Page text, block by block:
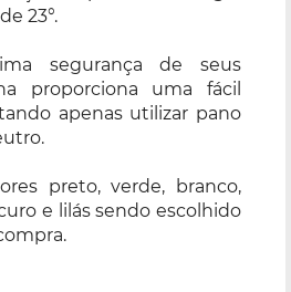
23°.
segurança de seus
proporciona uma fácil
apenas utilizar pano
preto, verde, branco,
e lilás sendo escolhido